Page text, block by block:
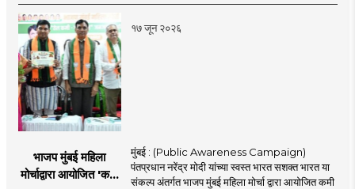
१७ जून २०२६
भाजप मुंबई महिला
मोर्चाद्वारा आयोजित 'कमी
मुंबई : (Public Awareness Campaign)
पंतप्रधान नरेंद्र मोदी यांच्या स्वस्त भारत सशक्त भारत या
संकल्प अंतर्गत भाजप मुंबई महिला मोर्चा द्वारा आयोजित कमी